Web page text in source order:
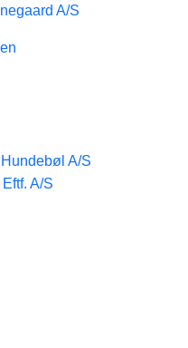
A/S
A/S
A/S